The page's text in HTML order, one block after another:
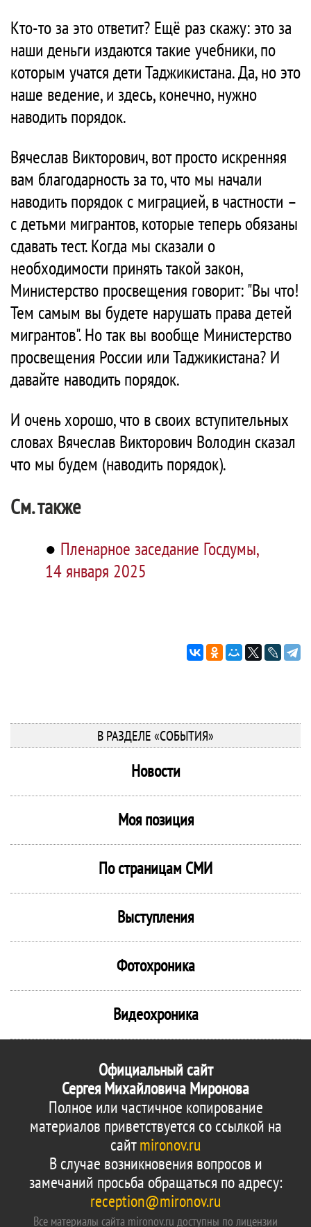
Кто-то за это ответит? Ещё раз скажу: это за
наши деньги издаются такие учебники, по
которым учатся дети Таджикистана. Да, но это
наше ведение, и здесь, конечно, нужно
наводить порядок.
Вячеслав Викторович, вот просто искренняя
вам благодарность за то, что мы начали
наводить порядок с миграцией, в частности –
с детьми мигрантов, которые теперь обязаны
сдавать тест. Когда мы сказали о
необходимости принять такой закон,
Министерство просвещения говорит: "Вы что!
Тем самым вы будете нарушать права детей
мигрантов". Но так вы вообще Министерство
просвещения России или Таджикистана? И
давайте наводить порядок.
И очень хорошо, что в своих вступительных
словах Вячеслав Викторович Володин сказал
что мы будем (наводить порядок).
См. также
● Пленарное заседание Госдумы,
14 января 2025
В РАЗДЕЛЕ «СОБЫТИЯ»
Новости
Моя позиция
По страницам СМИ
Выступления
Фотохроника
Видеохроника
Официальный сайт
Сергея Михайловича Миронова
Полное или частичное копирование
материалов приветствуется со ссылкой на
сайтmironov.ru
В случае возникновения вопросов и
замечаний просьба обращаться по адресу:
reception@mironov.ru
Все материалы сайта mironov.ru доступны по лицензии